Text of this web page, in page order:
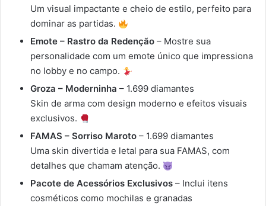
Um visual impactante e cheio de estilo, perfeito para
dominar as partidas.
Emote – Rastro da Redenção – Mostre sua
personalidade com um emote único que impressiona
no lobby e no campo.
Groza – Moderninha – 1.699 diamantes
Skin de arma com design moderno e efeitos visuais
exclusivos.
FAMAS – Sorriso Maroto – 1.699 diamantes
Uma skin divertida e letal para sua FAMAS, com
detalhes que chamam atenção.
Pacote de Acessórios Exclusivos – Inclui itens
cosméticos como mochilas e granadas